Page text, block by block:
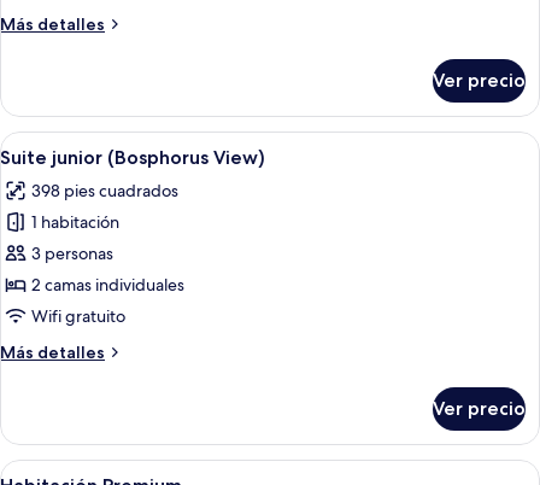
View)
Más detalles
Más
superior
(Bosphorus
View)
Ver precio
Abrir
todas
las
fotos
de
Suite
junior
View)
Habitación de hotel con cama,
9
Suite junior (Bosphorus View)
398 pies cuadrados
1 habitación
3 personas
2 camas individuales
Wifi gratuito
Más detalles
Más
junior
(Bosphorus
Ver precio
Abrir
Una habitación de hotel con cama,